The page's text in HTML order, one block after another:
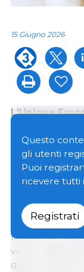
15 Giugno 2026
L'Unione
bilaterale,
hanno
strategico
Uno dei
lancio di un
volto a
quali
Questo
gli utenti
Puoi
ricevere tutti
Registrati